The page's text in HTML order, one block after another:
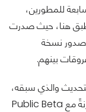
للمطورين،
هنا، حيث صدرت
صدور نسخة
بينهم.
والذي سبقه،
إلا أن حجم التحديث لدي 5 جيجابايت تقريبًا، مقارنةً مع Public Beta